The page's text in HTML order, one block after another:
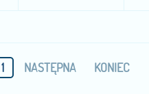
1 NASTĘPNA KONIEC